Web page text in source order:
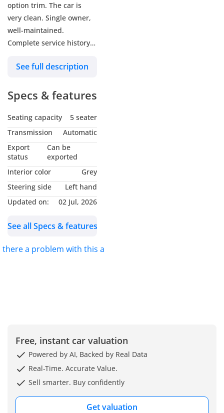
option trim. The car is
very clean. Single owner,
well-maintained.
Complete service history
Price is negotiable. All
Well-maintained and
just buy and drive. Only
serious buyers should
contact. Selling the car
urgently. Agency
maintained. Car is in
perfect condition inside
and out.
the last rain, and there is
returning money on it.
كيا ستينغر موديل 2018 توين
See full description
Specs & features
Seating capacity
5 seater
Transmission
Automatic
Export
status
Can be
exported
Interior color
Grey
Steering side
Left hand
Updated on:
02 Jul, 2026
See all Specs & features
there a problem with this ad?
Free, instant car valuation
Powered by AI, Backed by Real Data
Real-Time. Accurate Value.
Sell smarter. Buy confidently
Get valuation